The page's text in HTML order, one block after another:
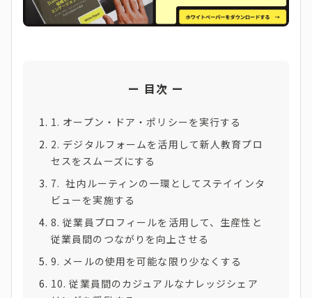
目次
1. オープン・ドア・ポリシーを実行する
2. デジタルフォームを活用して新人教育プロ
セスをスムーズにする
7. 社内ルーティンの一環としてステイインタ
ビューを実施する
8. 従業員プロフィールを活用して、生産性と
従業員間のつながりを向上させる
9. メールの使用を可能な限り少なくする
10. 従業員間のカジュアルなナレッジシェア